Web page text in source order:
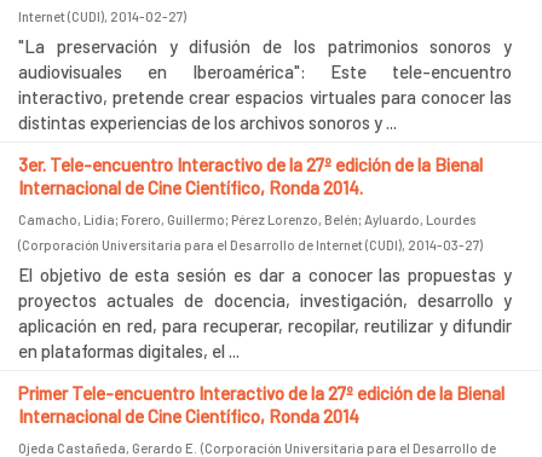
Internet (CUDI), 2014-02-27)
"La preservación y difusión de los patrimonios sonoros y
audiovisuales en Iberoamérica": Este tele-encuentro
interactivo, pretende crear espacios virtuales para conocer las
distintas experiencias de los archivos sonoros y ...
3er. Tele-encuentro Interactivo de la 27º edición de la Bienal
Internacional de Cine Científico, Ronda 2014.
Camacho, Lidia; Forero, Guillermo; Pérez Lorenzo, Belén; Ayluardo, Lourdes
(Corporación Universitaria para el Desarrollo de Internet (CUDI), 2014-03-27)
El objetivo de esta sesión es dar a conocer las propuestas y
proyectos actuales de docencia, investigación, desarrollo y
aplicación en red, para recuperar, recopilar, reutilizar y difundir
en plataformas digitales, el ...
Primer Tele-encuentro Interactivo de la 27º edición de la Bienal
Internacional de Cine Científico, Ronda 2014
Ojeda Castañeda, Gerardo E. (Corporación Universitaria para el Desarrollo de